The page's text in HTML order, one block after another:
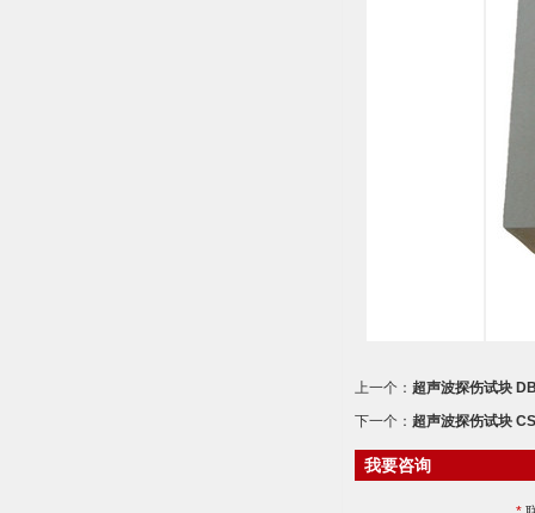
上一个： 超声波探伤试块
下一个： 超声波探伤试块
我要咨询